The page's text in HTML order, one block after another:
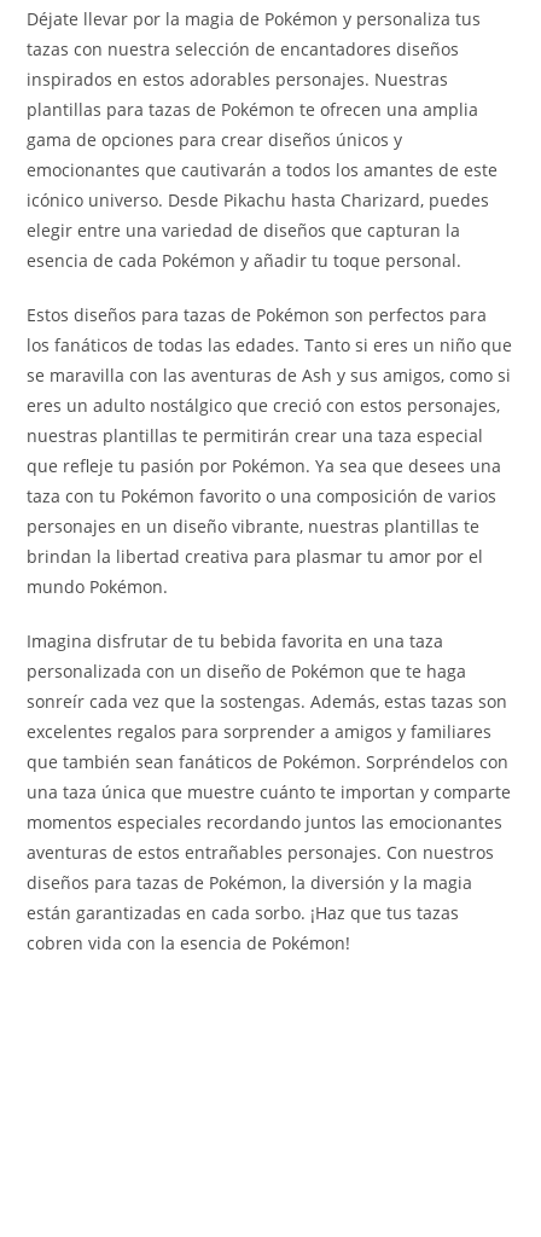
Déjate llevar por la magia de Pokémon y personaliza tus
tazas con nuestra selección de encantadores diseños
inspirados en estos adorables personajes. Nuestras
plantillas para tazas de Pokémon te ofrecen una amplia
gama de opciones para crear diseños únicos y
emocionantes que cautivarán a todos los amantes de este
icónico universo. Desde Pikachu hasta Charizard, puedes
elegir entre una variedad de diseños que capturan la
esencia de cada Pokémon y añadir tu toque personal.
Estos diseños para tazas de Pokémon son perfectos para
los fanáticos de todas las edades. Tanto si eres un niño que
se maravilla con las aventuras de Ash y sus amigos, como si
eres un adulto nostálgico que creció con estos personajes,
nuestras plantillas te permitirán crear una taza especial
que refleje tu pasión por Pokémon. Ya sea que desees una
taza con tu Pokémon favorito o una composición de varios
personajes en un diseño vibrante, nuestras plantillas te
brindan la libertad creativa para plasmar tu amor por el
mundo Pokémon.
Imagina disfrutar de tu bebida favorita en una taza
personalizada con un diseño de Pokémon que te haga
sonreír cada vez que la sostengas. Además, estas tazas son
excelentes regalos para sorprender a amigos y familiares
que también sean fanáticos de Pokémon. Sorpréndelos con
una taza única que muestre cuánto te importan y comparte
momentos especiales recordando juntos las emocionantes
aventuras de estos entrañables personajes. Con nuestros
diseños para tazas de Pokémon, la diversión y la magia
están garantizadas en cada sorbo. ¡Haz que tus tazas
cobren vida con la esencia de Pokémon!